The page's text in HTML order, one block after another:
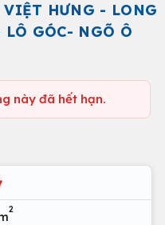
HƯNG - LONG
GÓC- NGÕ Ô
này đã hết hạn.
2